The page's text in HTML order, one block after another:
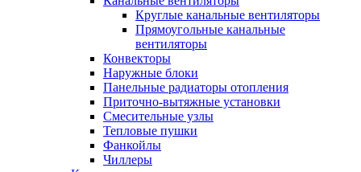
Круглые канальные вентиляторы
Прямоугольные канальные
вентиляторы
Конвекторы
Наружные блоки
Панельные радиаторы отопления
Приточно-вытяжные установки
Смесительные узлы
Тепловые пушки
Фанкойлы
Чиллеры